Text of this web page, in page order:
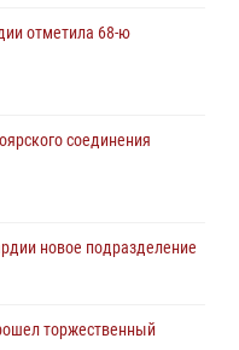
подозреваемого
Росгвардии
РХБ защиты
отметила 68-ю
соединения
новое подразделение
торжественный